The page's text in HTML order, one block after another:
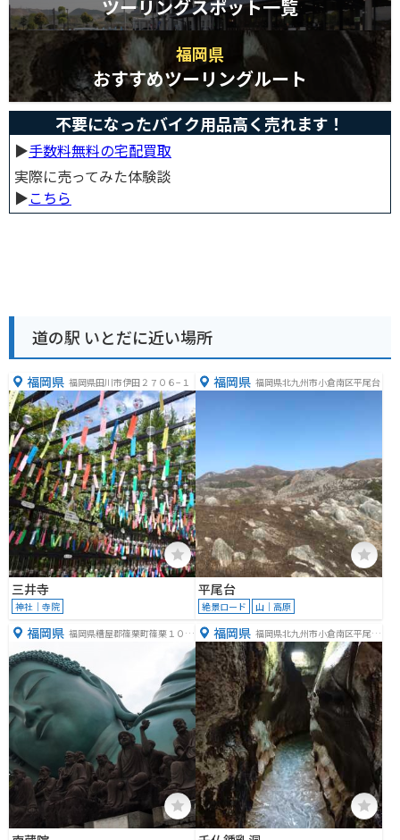
ツーリングスポット一覧
福岡県
おすすめツーリングルート
不要になったバイク用品高く売れます！
▶︎手数料無料の宅配買取
実際に売ってみた体験談
▶︎こちら
道の駅 いとだに近い場所
福岡県 福岡県田川市伊田２７０６−１
三井寺
神社｜寺院
福岡県 福岡県北九州市小倉南区平尾台
平尾台
絶景ロード 山｜高原
福岡県 福岡県糟屋郡篠栗町篠栗１０３
福岡県 福岡県北九州市小倉南区平尾台
３丁目２−２−１